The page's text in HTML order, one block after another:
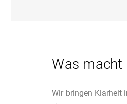
Was macht
Wir bringen Klarheit